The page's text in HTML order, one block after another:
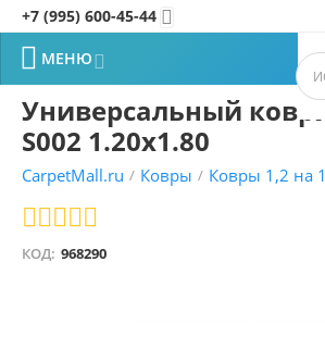
+7 (995) 600-45-44 
 МЕНЮ
Универсальный
S002 1.20x1.80
CarpetMall.ru / Ковры / Ковры 1,2 на
КОД: 968290